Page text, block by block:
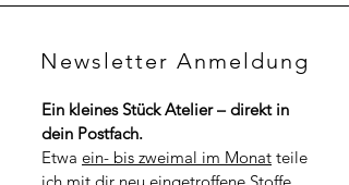
0
H
r
o
1
M
p
e
Newsletter Anmeldung
Ein kleines Stück Atelier – direkt in
dein Postfach.
Etwa ein- bis zweimal im Monat teile